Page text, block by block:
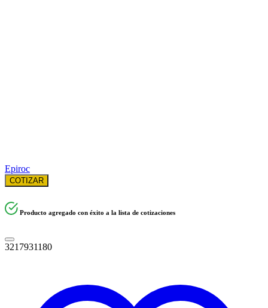
Epiroc
COTIZAR
Producto agregado con éxito a la lista de cotizaciones
3217931180